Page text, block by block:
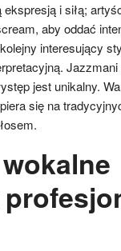
i siłą;
aby oddać
interesujący
jest unikalny.
się na